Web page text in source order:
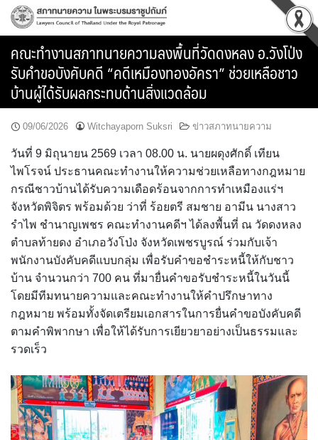
Skip
คณะทำงานสภาทนายความลงพื้นที่วัดดงหลง อ.วังโป่ง
รับคำขอบังคับคดี “คดีเหมืองทองอัครา” ช่วยเหลือชาว
บ้านผู้ได้รับผลกระทบด้านสิ่งแวดล้อม
09/06/2026 Witchayaporn Suksri ข่าวสภาทนายความ
วันที่ 9 มิถุนายน 2569 เวลา 08.00 น. นายผดุงศักดิ์ เทียน
ไพโรจน์ ประธานคณะทำงานให้ความช่วยเหลือทางกฎหมาย
กรณีชาวบ้านได้รับความเดือดร้อนจากการทำเหมืองแร่ฯ
จังหวัดพิจิตร พร้อมด้วย ว่าที่ ร้อยตรี สมชาย อามีน นางสาว
รำไพ ชำนาญเพชร คณะทำงานคดีฯ ได้ลงพื้นที่ ณ วัดดงหลง
ตำบลท้ายดง อำเภอวังโป่ง จังหวัดเพชรบูรณ์ ร่วมกับเจ้า
พนักงานบังคับคดีแบบกลุ่ม เพื่อรับคำขอชำระหนี้ให้กับชาว
บ้าน จำนวนกว่า 700 คน ที่มายื่นคำขอรับชำระหนี้ในวันนี้
โดยมีทีมทนายความและคณะทำงานให้คำปรึกษาทาง
กฎหมาย พร้อมทั้งจัดเตรียมเอกสารในการยื่นคำขอบังคับคดี
ตามคำพิพากษา เพื่อให้ได้รับการเยียวยาอย่างเป็นธรรมและ
รวดเร็ว